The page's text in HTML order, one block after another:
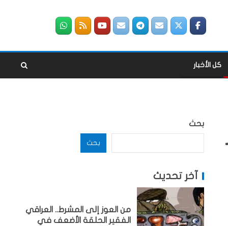
كل الأخبار
بحث
بحث
آخر تحديث
من العوز إلى المشرط.. العراقي
الفقير الحلقة الأضعف في